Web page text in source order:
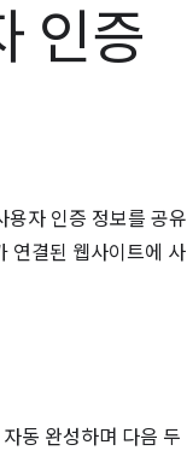
인증
용자 인증 정보를 공유
연결된 웹사이트에 사
동 완성하며 다음 두